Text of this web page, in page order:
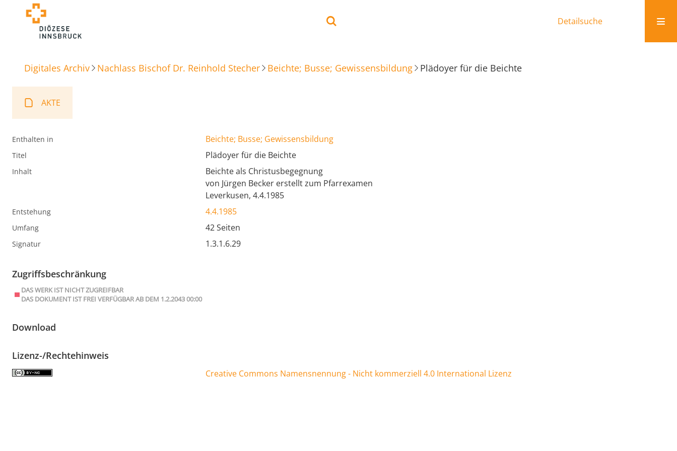
Detailsuche
Digitales Archiv Nachlass Bischof Dr. Reinhold Stecher Beichte; Busse; Gewissensbildung Plädoyer für die Beichte
AKTE
Enthalten in Beichte; Busse; Gewissensbildung
Titel Plädoyer für die Beichte
Inhalt
Beichte als Christusbegegnung
von Jürgen Becker erstellt zum Pfarrexamen
Leverkusen, 4.4.1985
Entstehung 4.4.1985
Umfang 42 Seiten
Signatur 1.3.1.6.29
Zugriffsbeschränkung
DAS WERK IST NICHT ZUGREIFBAR
DAS DOKUMENT IST FREI VERFÜGBAR AB DEM 1.2.2043 00:00
Download
Lizenz-/Rechtehinweis
Creative Commons Namensnennung - Nicht kommerziell 4.0 International Lizenz